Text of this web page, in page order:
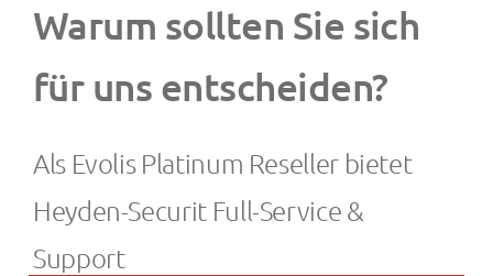
Warum sollten Sie sich
für uns entscheiden?
Als Evolis Platinum Reseller bietet
Heyden-Securit Full-Service &
Support